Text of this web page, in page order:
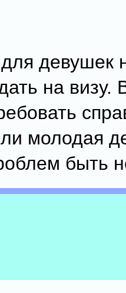
девушек
на визу.
молодая
быть